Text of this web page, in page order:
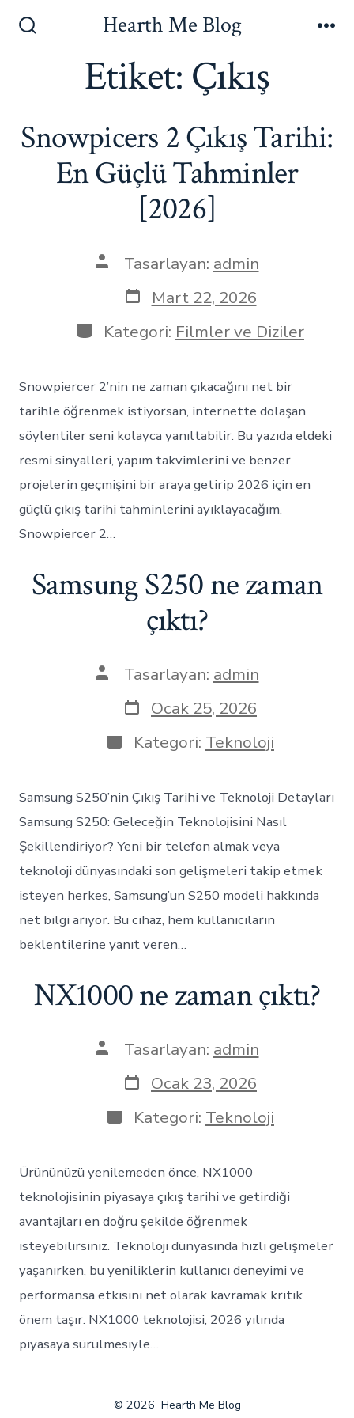
atla
Çubuğunu
Göster/Gizle
Hearth Me Blog
Etiket: Çıkış
Snowpicers 2 Çıkış Tarihi:
En Güçlü Tahminler
[2026]
YazınınTasarlayan: admin
Yazı
tarihi
Mart 22, 2026
Kategoriler
Kategori: Filmler ve Diziler
Snowpiercer 2’nin ne zaman çıkacağını net bir
tarihle öğrenmek istiyorsan, internette dolaşan
söylentiler seni kolayca yanıltabilir. Bu yazıda eldeki
resmi sinyalleri, yapım takvimlerini ve benzer
projelerin geçmişini bir araya getirip 2026 için en
güçlü çıkış tarihi tahminlerini ayıklayacağım.
Snowpiercer 2…
Samsung S250 ne zaman
çıktı?
YazınınTasarlayan: admin
Yazı
tarihi
Ocak 25, 2026
Kategoriler
Kategori: Teknoloji
Samsung S250’nin Çıkış Tarihi ve Teknoloji Detayları
Samsung S250: Geleceğin Teknolojisini Nasıl
Şekillendiriyor? Yeni bir telefon almak veya
teknoloji dünyasındaki son gelişmeleri takip etmek
isteyen herkes, Samsung’un S250 modeli hakkında
net bilgi arıyor. Bu cihaz, hem kullanıcıların
beklentilerine yanıt veren…
NX1000 ne zaman çıktı?
YazınınTasarlayan: admin
Yazı
tarihi
Ocak 23, 2026
Kategoriler
Kategori: Teknoloji
Ürününüzü yenilemeden önce, NX1000
teknolojisinin piyasaya çıkış tarihi ve getirdiği
avantajları en doğru şekilde öğrenmek
isteyebilirsiniz. Teknoloji dünyasında hızlı gelişmeler
yaşanırken, bu yeniliklerin kullanıcı deneyimi ve
performansa etkisini net olarak kavramak kritik
önem taşır. NX1000 teknolojisi, 2026 yılında
piyasaya sürülmesiyle…
© 2026 Hearth Me Blog